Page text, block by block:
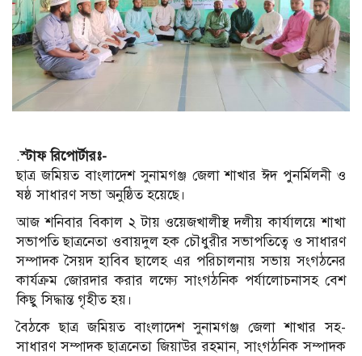
.স্টাফ রিপোর্টারঃ-
ছাত্র জমিয়ত বাংলাদেশ সুনামগঞ্জ জেলা শাখার ঈদ পুনর্মিলনী ও
ষষ্ঠ সাধারণ সভা অনুষ্ঠিত হয়েছে।
আজ শনিবার বিকাল ২ টায় ওয়েজখালীস্থ দলীয় কার্যালয়ে শাখা
সভাপতি ছাত্রনেতা ওবায়দুল হক চৌধুরীর সভাপতিত্বে ও সাধারণ
সম্পাদক সৈয়দ হাবিব ছালেহ এর পরিচালনায় সভায় সংগঠনের
কার্যক্রম জোরদার করার লক্ষ্যে সাংগঠনিক পর্যালোচনাসহ বেশ
কিছু সিদ্ধান্ত গৃহীত হয়।
বৈঠকে ছাত্র জমিয়ত বাংলাদেশ সুনামগঞ্জ জেলা শাখার সহ-
সাধারণ সম্পাদক ছাত্রনেতা জিয়াউর রহমান, সাংগঠনিক সম্পাদক